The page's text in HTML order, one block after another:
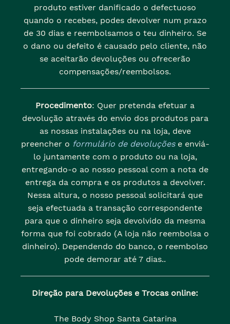
produto estiver danificado o defectuoso
quando o recebes, podes devolver num prazo
de 30 dias e reembolsamos o teu dinheiro. Se
o dano ou defeito é causado pelo cliente, não
se aceitarão devoluções ou ofrecerão
compensações/reembolsos.
Procedimento: Quer pretenda efetuar a
devolução através do envio dos produtos para
as nossas instalações ou na loja, deve
preencher o formulário de devoluçõese enviá-
lo juntamente com o produto ou na loja,
entregando-o ao nosso pessoal com a nota de
entrega da compra e os produtos a devolver.
Nessa altura, o nosso pessoal solicitará que
seja efectuada a transação correspondente
para que o dinheiro seja devolvido da mesma
forma que foi cobrado (A loja não reembolsa o
dinheiro). Dependendo do banco, o reembolso
pode demorar até 7 dias..
Direção para Devoluções e Trocas online:
The Body Shop Santa Catarina